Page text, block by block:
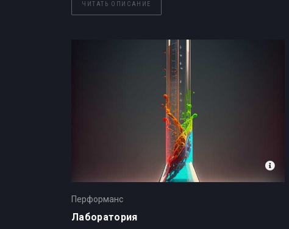
ЧИТАТЬ ОПИСАНИЕ
Перформанс
Лаборатория